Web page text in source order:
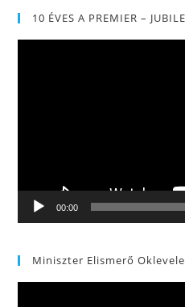
10 ÉVES A PREMIER –
00:00
Miniszter Elismerő